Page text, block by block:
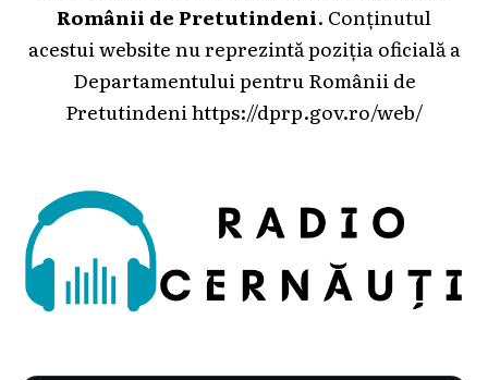
Românii de Pretutindeni. Conținutul
acestui website nu reprezintă poziția oficială a
Departamentului pentru Românii de
Pretutindeni https://dprp.gov.ro/web/